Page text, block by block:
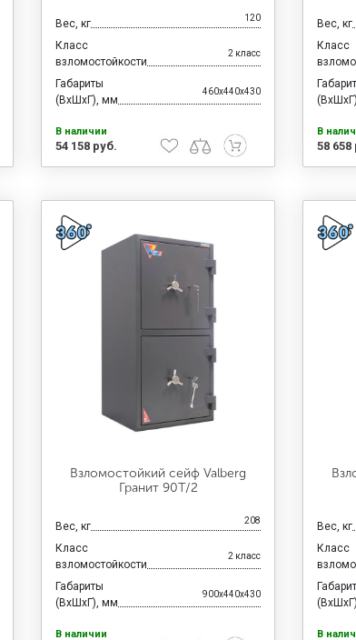
Вес, кг 120
Класс
взломостойкости
2 класс
Габариты
(ВхШхГ), мм
460x440x430
В наличии
54 158 руб.
Вес, кг
Класс
В
58 658
Взломостойкий сейф Valberg
Гранит 90T/2
Вес, кг 208
Класс
взломостойкости
2 класс
Габариты
(ВхШхГ), мм
900x440x430
В наличии
Вес, кг
Класс
В